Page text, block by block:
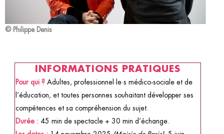
© Philippe Denis
INFORMATIONS PRATIQUES
Pour qui ? Adultes, professionnel·le·s médico-sociale et de
l’éducation, et toutes personnes souhaitant développer ses
compétences et sa compréhension du sujet.
Durée : 45 min de spectacle + 30 min d’échange.